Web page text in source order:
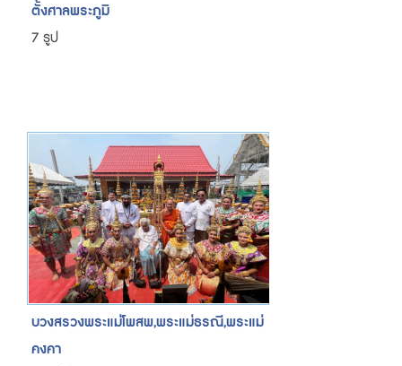
ตั้งศาลพระภูมิ
7 รูป
บวงสรวงพระแม่โพสพ,พระแม่ธรณี,พระแม่
คงคา